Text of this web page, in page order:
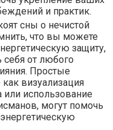
и практик.
сны о нечистой
что вы можете
защиту,
себя от любого
Простые
как визуализация
или использование
могут помочь